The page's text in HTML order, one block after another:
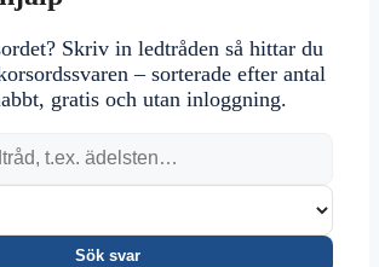
Skriv in ledtråden så hittar du
– sorterade efter antal
gratis och utan inloggning.
Sök svar